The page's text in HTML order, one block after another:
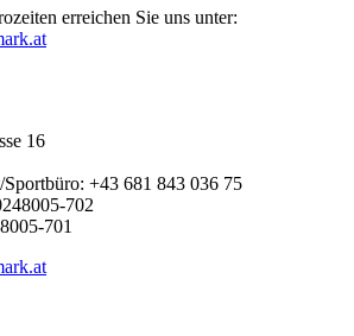
erreichen Sie uns unter:
16
Sportbüro: +43 681 843 036 75
702
701